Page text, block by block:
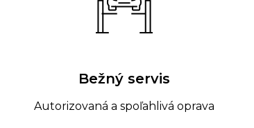
Bežný servis
Autorizovaná a spoľahlivá oprava